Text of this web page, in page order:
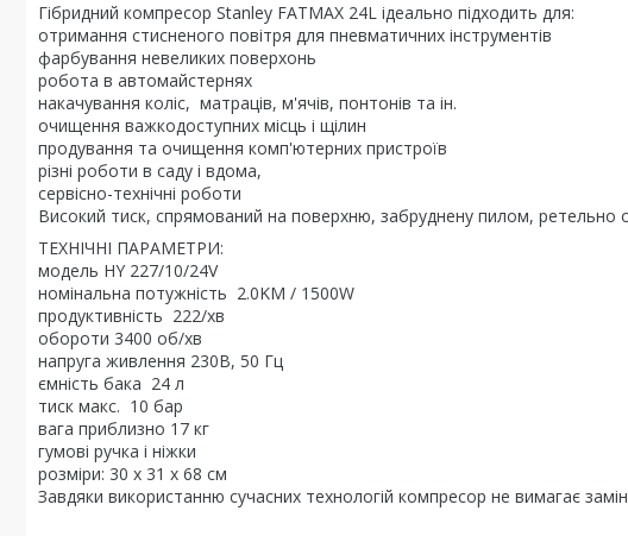
Гібридний компресор Stanley FATMAX 24L ідеально підходить для:
отримання стисненого повітря для пневматичних інструментів
фарбування невеликих поверхонь
робота в автомайстернях
накачування коліс, матраців, м'ячів, понтонів та ін.
очищення важкодоступних місць і щілин
продування та очищення комп'ютерних пристроїв
різні роботи в саду і вдома,
сервісно-технічні роботи
Високий тиск, спрямований на поверхню, забруднену пилом, ретельно
ТЕХНІЧНІ ПАРАМЕТРИ:
модель HY 227/10/24V
номінальна потужність 2.0KM / 1500W
продуктивність 222/хв
обороти 3400 об/хв
напруга живлення 230В, 50 Гц
ємність бака 24 л
тиск макс. 10 бар
вага приблизно 17 кг
гумові ручка і ніжки
розміри: 30 х 31 х 68 см
Завдяки використанню сучасних технологій компресор не вимагає